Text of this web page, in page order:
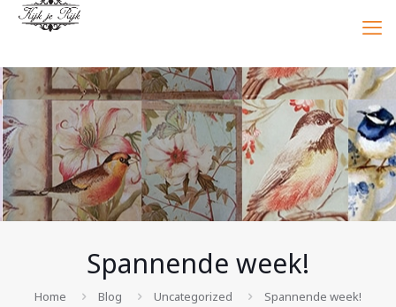
Spannende week!
Home Blog Uncategorized Spannende week!